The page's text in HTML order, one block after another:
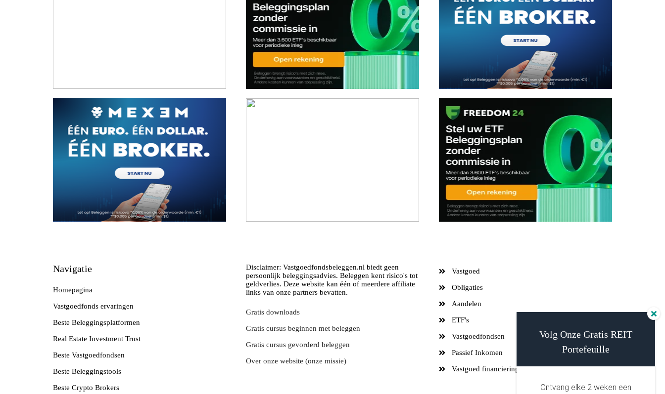
Navigatie
Homepagina
Vastgoedfonds ervaringen
Beste Beleggingsplatformen
Real Estate Investment Trust
Beste Vastgoedfondsen
Beste Beleggingstools
Beste Crypto Brokers
Disclaimer: Vastgoedfondsbeleggen.nl biedt geen
persoonlijk beleggingsadvies. Beleggen kent risico's tot
geldverlies. Deze website kan één of meerdere affiliate
links van onze partners bevatten.
Gratis downloads
Gratis cursus beginnen met beleggen
Gratis cursus gevorderd beleggen
Over onze website (onze missie)
Vastgoed
Obligaties
Aandelen
ETF's
Vastgoedfondsen
Passief Inkomen
Vastgoed financiering
Volg Onze Gratis REIT
Portefeuille
Ontvang elke 2 weken een